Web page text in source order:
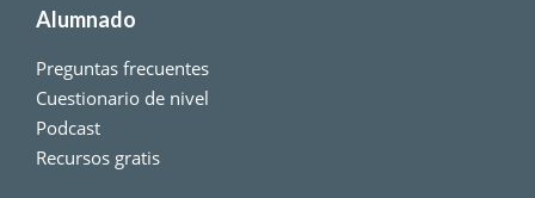
Alumnado
Preguntas frecuentes
Cuestionario de nivel
Podcast
Recursos gratis